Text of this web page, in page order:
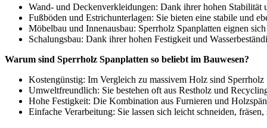
Wand- und Deckenverkleidungen: Dank ihrer hohen Stabilität
Fußböden und Estrichunterlagen: Sie bieten eine stabile und
Möbelbau und Innenausbau: Sperrholz Spanplatten eignen
Schalungsbau: Dank ihrer hohen Festigkeit und
Warum sind Sperrholz Spanplatten so beliebt im Bauwesen?
Kostengünstig: Im Vergleich zu massivem Holz sind
Umweltfreundlich: Sie bestehen oft aus Restholz und
Hohe Festigkeit: Die Kombination aus Furnieren und
Einfache Verarbeitung: Sie lassen sich leicht schneiden,